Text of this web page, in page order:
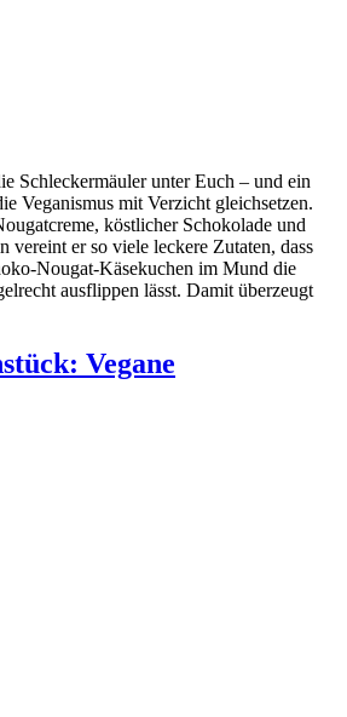
Schleckermäuler unter Euch – und ein
Veganismus mit Verzicht gleichsetzen.
köstlicher Schokolade und
vereint er so viele leckere Zutaten, dass
Nougat-Käsekuchen im Mund die
ausflippen lässt. Damit überzeugt
Vegane